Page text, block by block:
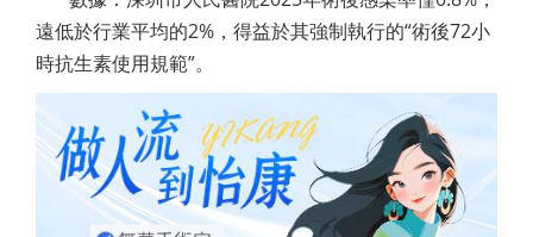
遠低於行業平均的2%，得益於其強制執行的“術後72小
時抗生素使用規範”。